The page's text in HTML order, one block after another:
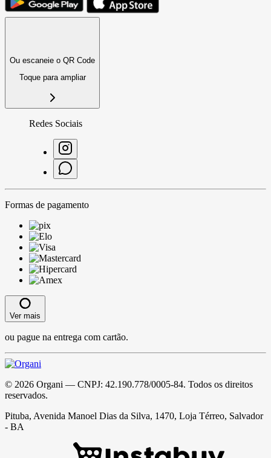
Ou escaneie o QR Code
Toque para ampliar
Redes Sociais
Formas de pagamento
Ver mais
ou pague na entrega com cartão.
© 2026 Organi — CNPJ: 42.190.778/0005-84. Todos os direitos
reservados.
Pituba, Avenida Manoel Dias da Silva, 1470, Loja Térreo, Salvador
- BA